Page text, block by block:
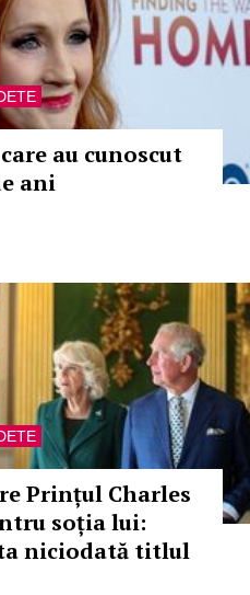
au cunoscut
ani
Prințul Charles
soția lui:
niciodată titlul